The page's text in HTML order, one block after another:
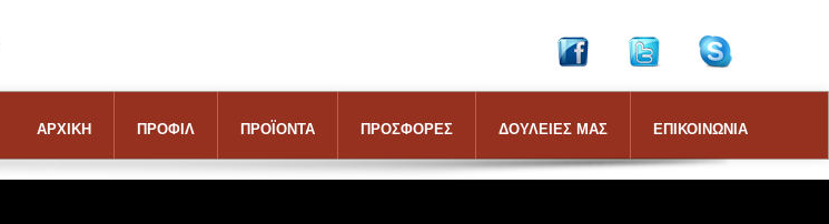
ΑΡΧΙΚΗ ΠΡΟΦΙΛ ΠΡΟΪΟΝΤΑ ΠΡΟΣΦΟΡΕΣ ΔΟΥΛΕΙΕΣ ΜΑΣ ΕΠΙΚΟΙΝΩΝΙΑ